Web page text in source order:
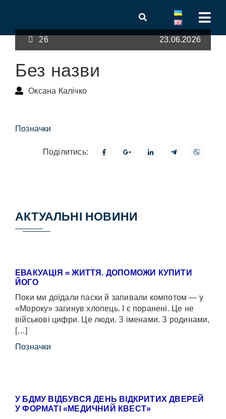
26 23.06.2026
Без назви
Оксана Калічко
Позначки
Поділитись:
АКТУАЛЬНІ НОВИНИ
ЕВАКУАЦІЯ = ЖИТТЯ. ДОПОМОЖИ КУПИТИ
ЙОГО
Поки ми доїдали паски й запивали компотом — у
«Мороку» загинув хлопець. І є поранені. Це не
військові цифри. Це люди. З іменами. З родинами,
[…]
Позначки
У БДМУ ВІДБУВСЯ ДЕНЬ ВІДКРИТИХ ДВЕРЕЙ
У ФОРМАТІ «МЕДИЧНИЙ КВЕСТ»